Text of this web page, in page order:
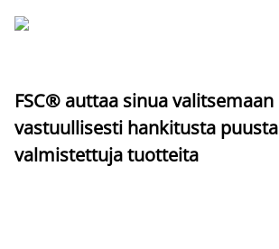
FSC® auttaa sinua valitsemaan
vastuullisesti hankitusta puusta
valmistettuja tuotteita